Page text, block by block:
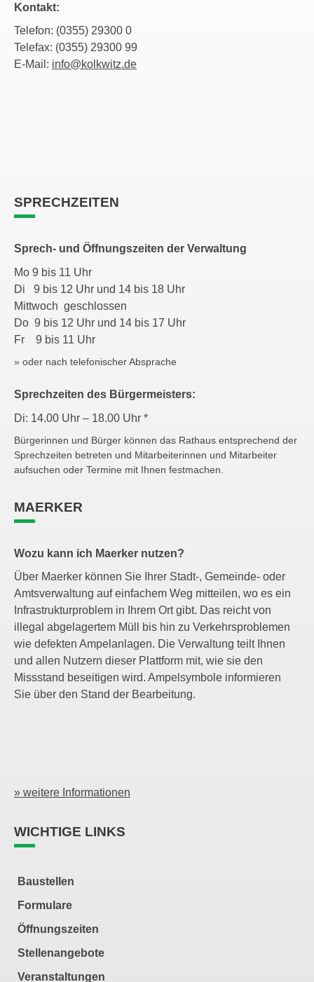
Kontakt:
Telefon: (0355) 29300 0
Telefax: (0355) 29300 99
E-Mail: info@kolkwitz.de
SPRECHZEITEN
Sprech- und Öffnungszeiten der Verwaltung
Mo 9 bis 11 Uhr
Di 9 bis 12 Uhr und 14 bis 18 Uhr
Mittwoch geschlossen
Do 9 bis 12 Uhr und 14 bis 17 Uhr
Fr 9 bis 11 Uhr
» oder nach telefonischer Absprache
Sprechzeiten des Bürgermeisters:
Di: 14.00 Uhr – 18.00 Uhr *
Bürgerinnen und Bürger können das Rathaus entsprechend der
Sprechzeiten betreten und Mitarbeiterinnen und Mitarbeiter
aufsuchen oder Termine mit Ihnen festmachen.
MAERKER
Wozu kann ich Maerker nutzen?
Über Maerker können Sie Ihrer Stadt-, Gemeinde- oder
Amtsverwaltung auf einfachem Weg mitteilen, wo es ein
Infrastrukturproblem in Ihrem Ort gibt. Das reicht von
illegal abgelagertem Müll bis hin zu Verkehrsproblemen
wie defekten Ampelanlagen. Die Verwaltung teilt Ihnen
und allen Nutzern dieser Plattform mit, wie sie den
Missstand beseitigen wird. Ampelsymbole informieren
Sie über den Stand der Bearbeitung.
» weitere Informationen
WICHTIGE LINKS
Baustellen
Formulare
Öffnungszeiten
Stellenangebote
Veranstaltungen